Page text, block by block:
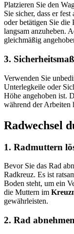
Platzieren Sie den
Sie sicher, dass er
oder betätigen Sie die
langsam anzuheben.
gleichmäßig
3.
Verwenden Sie
Unterlegkeile oder
Höhe angehoben ist.
während der Arbeiten
Radwechsel
1. Radmuttern
Bevor Sie das Rad
Radkreuz. Es ist
Boden steht, um ein
die Muttern im
gewährleisten.
2. Rad abnehmen